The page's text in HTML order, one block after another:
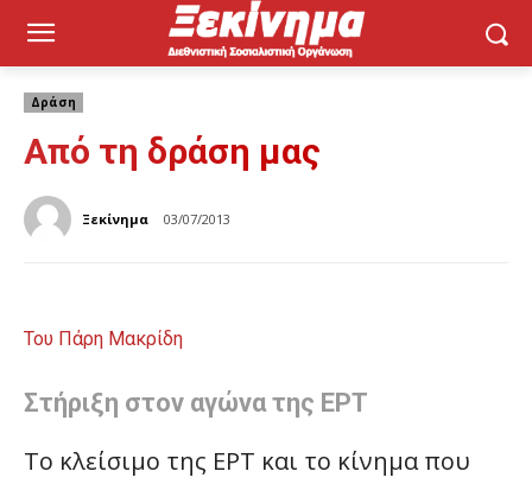
Δράση
Από τη δράση μας
Ξεκίνημα 03/07/2013
Του Πάρη Μακρίδη
Στήριξη στον αγώνα της ΕΡΤ
Το κλείσιμο της ΕΡΤ και το κίνημα που